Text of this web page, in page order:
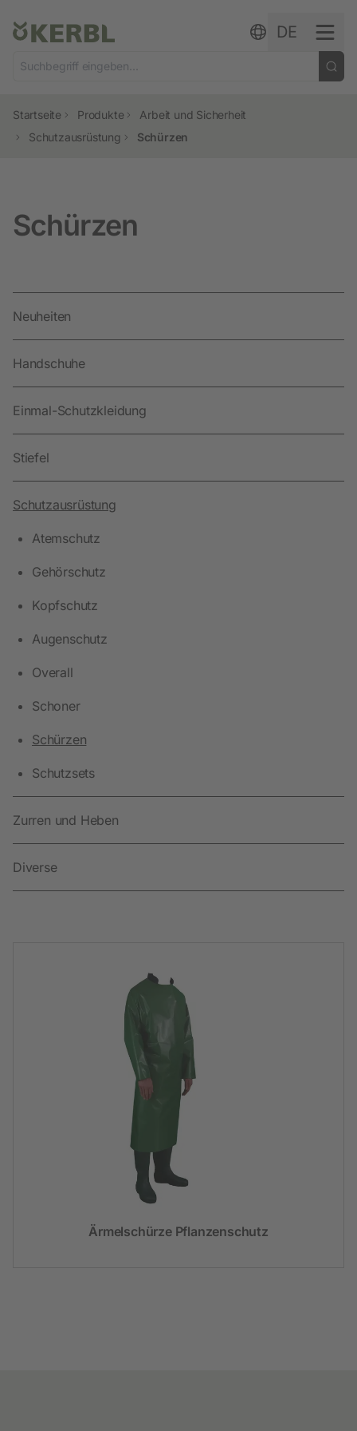
DE
Startseite Produkte
Arbeit und Sicherheit
Schutzausrüstung
Schürzen
Schürzen
Neuheiten
Handschuhe
Einmal-Schutzkleidung
Stiefel
Schutzausrüstung
Atemschutz
Gehörschutz
Kopfschutz
Augenschutz
Overall
Schoner
Schürzen
Schutzsets
Zurren und Heben
Diverse
Ärmelschürze Pflanzenschutz